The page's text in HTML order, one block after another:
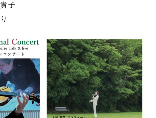
貴子